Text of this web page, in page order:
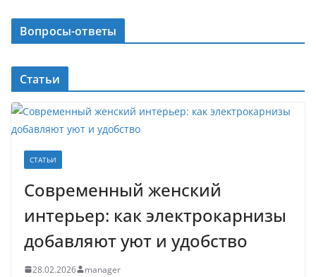
Вопросы-ответы
Статьи
СТАТЬИ
Современный женский
интерьер: как электрокарнизы
добавляют уют и удобство
28.02.2026 manager